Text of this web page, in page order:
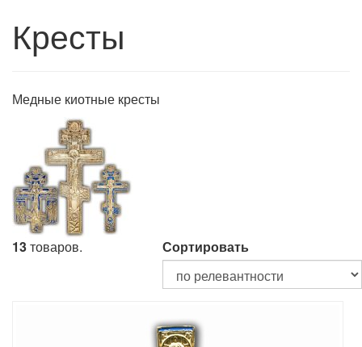
Кресты
Медные киотные кресты
13товаров. Сортировать